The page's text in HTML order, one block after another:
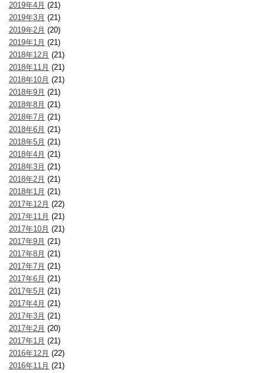
2019年4月 (21)
2019年3月 (21)
2019年2月 (20)
2019年1月 (21)
2018年12月 (21)
2018年11月 (21)
2018年10月 (21)
2018年9月 (21)
2018年8月 (21)
2018年7月 (21)
2018年6月 (21)
2018年5月 (21)
2018年4月 (21)
2018年3月 (21)
2018年2月 (21)
2018年1月 (21)
2017年12月 (22)
2017年11月 (21)
2017年10月 (21)
2017年9月 (21)
2017年8月 (21)
2017年7月 (21)
2017年6月 (21)
2017年5月 (21)
2017年4月 (21)
2017年3月 (21)
2017年2月 (20)
2017年1月 (21)
2016年12月 (22)
2016年11月 (21)